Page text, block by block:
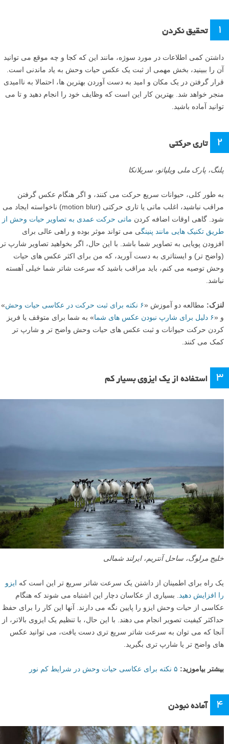
هنگامی که شما مدتی منتظر می مانید و ناگهان با یک گونه نادر حیات وحش
مواجه می شوید، به راحتی ممکن است هیجان زده شوید. ممکن است اصول
را فراموش کرده و اشتباه کنید، و در نتیجه یک عکس عالی را از دست بدهید.
اجتناب کنید:
۱ تحقیق نکردن
داشتن کمی اطلاعات در مورد سوژه، مانند این که کجا و چه موقع می توانید
آن را ببینید، بخش مهمی از ثبت یک عکس حیات وحش به یاد ماندنی است.
قرار گرفتن در یک مکان و امید به دست آوردن بهترین ها، احتمالا به ناامیدی
منجر خواهد شد. بهترین کار این است که وظایف خود را انجام دهید و تا می
توانید آماده باشید.
۲ تاری حرکتی
به طور کلی، حیوانات سریع حرکت می کنند، و اگر هنگام عکس گرفتن
مراقب نباشید، اغلب ماتی یا تاری حرکتی (motion blur) ناخواسته ایجاد می
شود. گاهی اوقات اضافه کردنماتی حرکت عمدی به تصاویر حیات وحش از
طریق تکنیک هایی مانند پنینگی می تواند موثر بوده و راهی عالی برای
افزودن پویایی به تصاویر شما باشد. با این حال، اگر بخواهید تصاویر شارپ تر
(واضح تر) و ایستاتری به دست آورید، که من برای اکثر عکس های حیات
وحش توصیه می کنم، باید مراقب باشید که سرعت شاتر شما خیلی آهسته
لنزک:مطالعه دو آموزش « ۶ نکته برای ثبت حرکت در عکاسی حیات وحش
و «۶ دلیل برای شارپ نبودن عکس های شما
» به شما برای متوقف یا فریز
کردن حرکت حیوانات و ثبت عکس های حیات وحش واضح تر و شارپ تر
کمک می کنند.
۳ استفاده از یک ایزوی بسیار کم